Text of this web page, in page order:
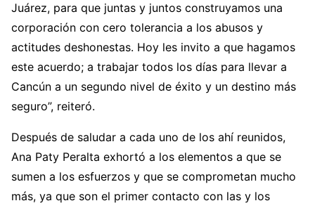
Juárez, para que juntas y juntos construyamos una
corporación con cero tolerancia a los abusos y
actitudes deshonestas. Hoy les invito a que hagamos
este acuerdo; a trabajar todos los días para llevar a
Cancún a un segundo nivel de éxito y un destino más
seguro”, reiteró.
Después de saludar a cada uno de los ahí reunidos,
Ana Paty Peralta exhortó a los elementos a que se
sumen a los esfuerzos y que se comprometan mucho
más, ya que son el primer contacto con las y los